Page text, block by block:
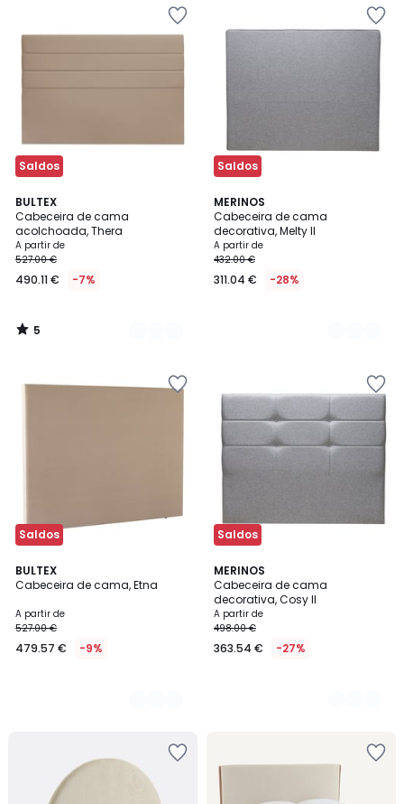
Saldos
BULTEX
Cabeceira de cama
acolchoada, Thera
A partir de
527.00 €
490.11 € -7%
5
/
5
4
Cores
5
/
Saldos
MERINOS
Cabeceira de cama
decorativa, Melty II
A partir de
432.00 €
311.04 € -28%
5
Cores
Saldos
BULTEX
Cabeceira de cama, Etna
A partir de
527.00 €
479.57 € -9%
4
Cores
Saldos
MERINOS
Cabeceira de cama
decorativa, Cosy II
A partir de
498.00 €
363.54 € -27%
5
Cores